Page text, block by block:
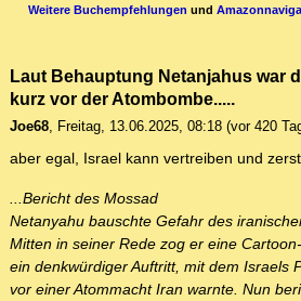
Weitere Buchempfehlungen und
Laut Behauptung Netanjahus war
kurz vor der Atombombe.....
Joe68, Freitag, 13.06.2025, 08:18 (vor 420
aber egal, Israel kann vertreiben und
...Bericht des Mossad
Netanyahu bauschte Gefahr des
Mitten in seiner Rede zog er eine
ein denkwürdiger Auftritt, mit dem Israels
vor einer Atommacht Iran warnte. Nun